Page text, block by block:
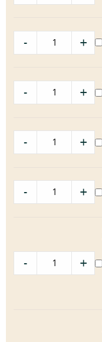
- +
- +
- +
- +
- +